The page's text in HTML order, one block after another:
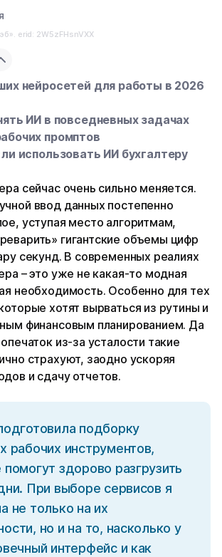
erid: 2W5zFHsnVXX
нейросетей для работы в 2026
ИИ в повседневных задачах
промптов
использовать ИИ бухгалтеру
сейчас очень сильно меняется.
ввод данных постепенно
уступая место алгоритмам,
гигантские объемы цифр
секунд. В современных реалиях
– это уже не какая-то модная
необходимость. Особенно для тех
хотят вырваться из рутины и
финансовым планированием. Да
из-за усталости такие
страхуют, заодно ускоряя
и сдачу отчетов.
подборку
рабочих инструментов,
здорово разгрузить
При выборе сервисов я
не только на их
но и на то, насколько у
интерфейс и как